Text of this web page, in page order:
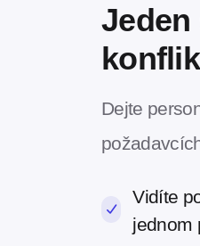
Dejte
Vidíte
jednom